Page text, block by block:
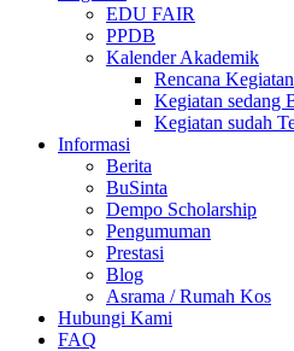
EDU FAIR
PPDB
Kalender Akademik
Rencana Kegiatan
Kegiatan sedang
Kegiatan sudah
Informasi
Berita
BuSinta
Dempo Scholarship
Pengumuman
Prestasi
Blog
Asrama / Rumah Kos
Hubungi Kami
FAQ